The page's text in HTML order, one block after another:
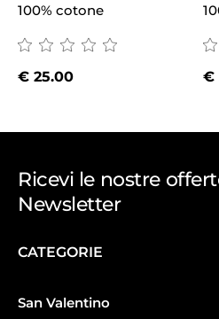
100% cotone
€25.00 €
Ricevi le nostre
Newsletter
CATEGORIE
San Valentino